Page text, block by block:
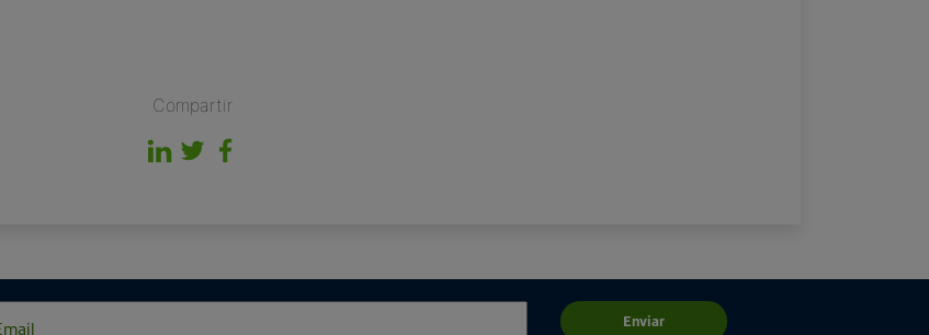
Compartir
Enviar